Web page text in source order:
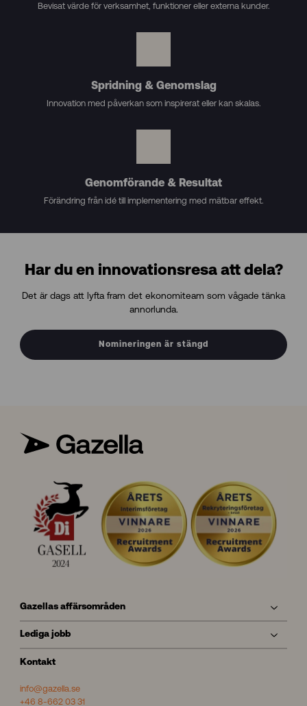
Bevisat värde för verksamhet, funktioner eller externa kunder.
Spridning & Genomslag
Innovation med påverkan som inspirerat eller kan skalas.
Genomförande & Resultat
Förändring från idé till implementering med mätbar effekt.
Har du en innovationsresa att dela?
Det är dags att lyfta fram det ekonomiteam som vågade tänka
annorlunda.
Nomineringen är stängd
Gazellas affärsområden
Lediga jobb
Kontakt
info@gazella.se
+46 8-662 03 31